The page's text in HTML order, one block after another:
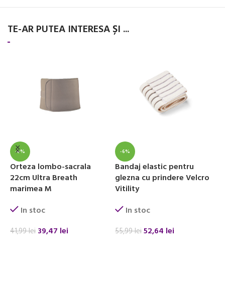
TE-AR PUTEA INTERESA ȘI ...
-6%
Orteza lombo-sacrala
22cm Ultra Breath
marimea M
In stoc
41,99lei 39,47 lei
-6%
Bandaj elastic pentru
glezna cu prindere Velcro
Vitility
In stoc
55,99lei52,64 lei